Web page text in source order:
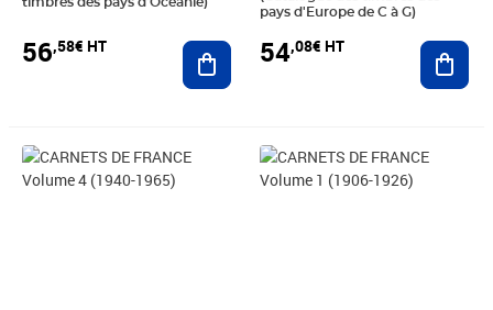
56,58€ HT Ajouter au panier
pays d'Europe de C à G)
54,08€ HT
Prix 79,17€ HT Prix 79,17€ HT